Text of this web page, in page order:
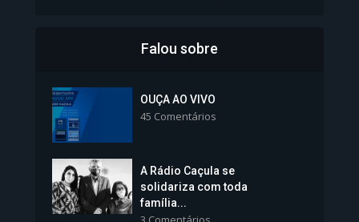
Colégios da Polícia...
Falou sobre
OUÇA AO VIVO
45 Comentários
A Rádio Caçula se
solidariza com toda
família...